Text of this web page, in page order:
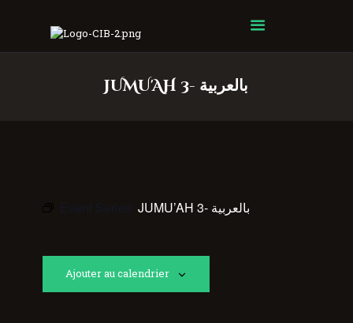
JUMU'AH 3- بالعربية
Centre Islamique Badr
Event Series: JUMU’AH 3- بالعربية
Ajouter au calendrier